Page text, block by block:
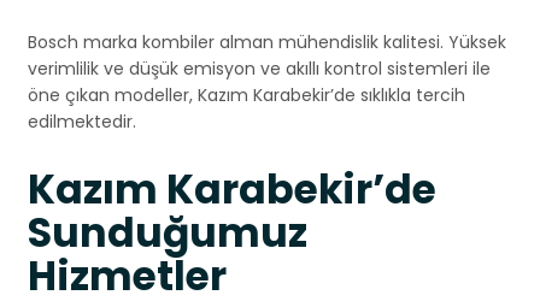
Bosch marka kombiler alman mühendislik kalitesi. Yüksek
verimlilik ve düşük emisyon ve akıllı kontrol sistemleri ile
öne çıkan modeller, Kazım Karabekir’de sıklıkla tercih
edilmektedir.
Kazım Karabekir’de
Sunduğumuz
Hizmetler